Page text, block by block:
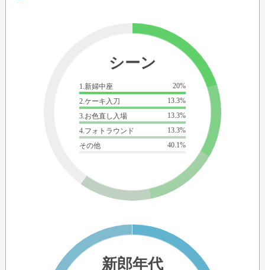
シーン
1.新婦中座
20%
2.ケーキ入刀
13.3%
3.お色直し入場
13.3%
4.フォトラウンド
13.3%
その他
40.1%
新郎年代